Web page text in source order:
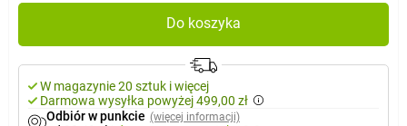
Do koszyka
W magazynie 20 sztuk i więcej
Darmowa wysyłka powyżej 499,00 zł
Odbiór w punkcie (więcej informacji)